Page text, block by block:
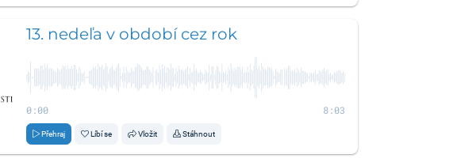
13. nedeľa v období cez rok
0:00 8:03
Přehraj Líbí se Vložit Stáhnout